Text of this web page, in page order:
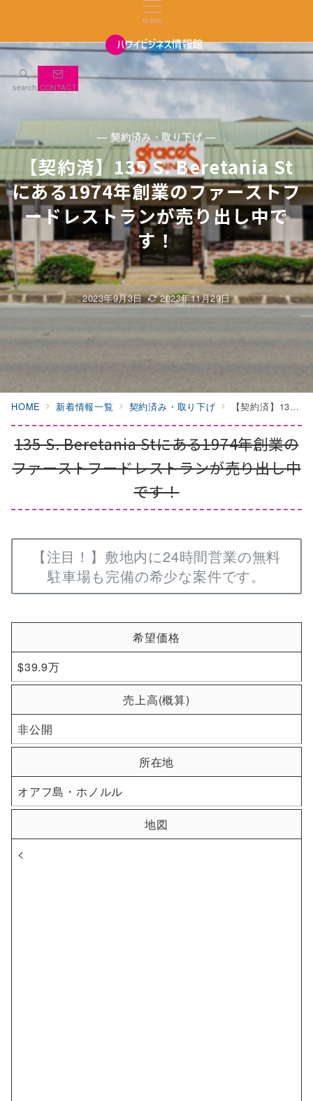
menu
search CONTACT
— 契約済み・取り下げ —
【契約済】135 S. Beretania St
にある1974年創業のファーストフ
ードレストランが売り出し中で
す！
2023年9月3日 2023年11月29日
HOME 新着情報一覧 契約済み・取り下げ 【契約済】135 S. Beretania Stにある1974年創業のファーストフードレストランが売り出し中です！
135 S. Beretania Stにある1974年創業の
ファーストフードレストランが売り出し中
です！
【注目！】敷地内に24時間営業の無料
駐車場も完備の希少な案件です。
希望価格
$39.9万
売上高(概算)
非公開
所在地
オアフ島・ホノルル
地図
<